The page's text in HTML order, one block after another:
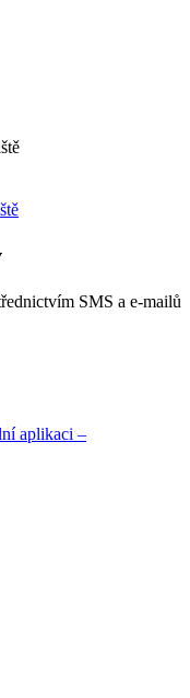
SMS a e-mailů
aplikaci –